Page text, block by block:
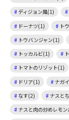
ディジョン風(1)
ドーナツ(1)
ト
トウバンジャン(1)
トッカルビ(1)
トマトのリゾット(1)
ドリア(1)
ナガ
なす(2)
ナスと
ナスと肉の炒めレモ